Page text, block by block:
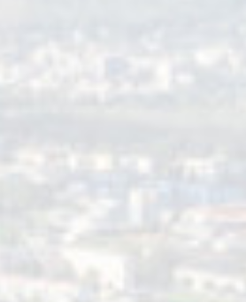
art, le
accessibles PMR